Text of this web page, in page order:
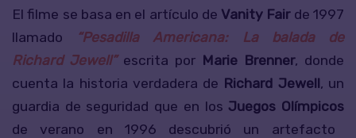
El filme se basa en el artículo de Vanity Fairde 1997
llamado
“Pesadilla Americana: La balada de
Richard Jewell” escrita por Marie Brenner, donde
cuenta la historia verdadera de Richard Jewell, un
guardia de seguridad que en los Juegos Olímpicos
de verano en 1996 descubrió un artefacto